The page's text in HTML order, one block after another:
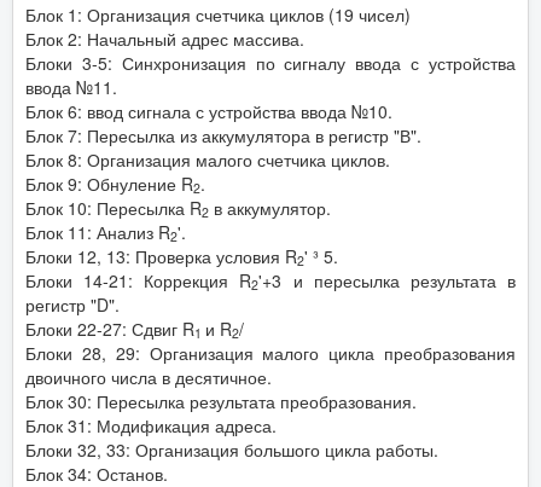
Блок 1: Организация счетчика циклов (19 чисел)
Блок 2: Начальный адрес массива.
Блоки 3-5: Синхронизация по сигналу ввода с устройства
ввода №11.
Блок 6: ввод сигнала с устройства ввода №10.
Блок 7: Пересылка из аккумулятора в регистр "В".
Блок 8: Организация малого счетчика циклов.
Блок 9: Обнуление R2.
Блок 10: Пересылка R2 в аккумулятор.
Блок 11: Анализ R2'.
Блоки 12, 13: Проверка условия R2' ³ 5.
Блоки 14-21: Коррекция R2'+3 и пересылка результата в
регистр "D".
Блоки 22-27: Сдвиг R1 и R2/
Блоки 28, 29: Организация малого цикла преобразования
двоичного числа в десятичное.
Блок 30: Пересылка результата преобразования.
Блок 31: Модификация адреса.
Блоки 32, 33: Организация большого цикла работы.
Блок 34: Останов.